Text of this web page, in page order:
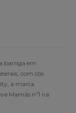
barriga em
com cós
a marca
Mamãs nº1 na